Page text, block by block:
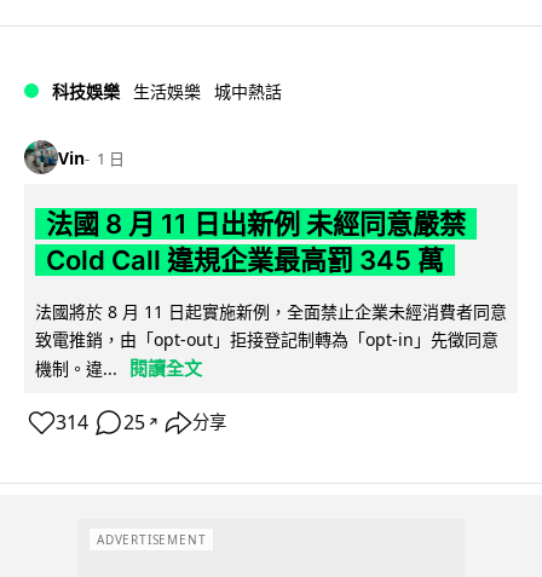
科技娛樂 生活娛樂 城中熱話
Vin 1 日
法國 8 月 11 日出新例 未經同意嚴禁
Cold Call 違規企業最高罰 345 萬
法國將於 8 月 11 日起實施新例，全面禁止企業未經消費者同意
致電推銷，由「opt-out」拒接登記制轉為「opt-in」先徵同意
機制。違...
閱讀全文
314 25 ↗ 分享
ADVERTISEMENT